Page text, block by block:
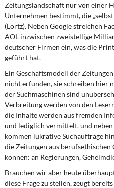
Zeitungslandschaft nur von einer
Unternehmen bestimmt, die
(Lortz). Neben Google streichen
AOL inzwischen zweistellige
deutscher Firmen ein, was die
geführt hat.
Ein Geschäftsmodell der
nicht erfunden, sie schreiben hier
der Suchmaschinen sind
Verbreitung werden von den
die Inhalte werden aus fremden
und lediglich vermittelt, und
kommen lukrative Suchaufträge
die Zeitungen aus
können: an Regierungen,
Brauchen wir aber heute
diese Frage zu stellen, zeugt